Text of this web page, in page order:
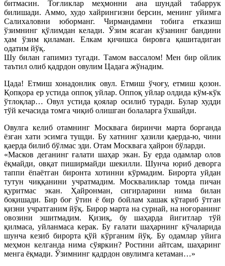
битмасин. Тоғликлар меҳмонни ана шундай табаррук
билишади. Аммо, худо хайрингизни берсин, менинг уйимга
Салихаловни юборманг. Чирмандамни тобига етказиш
ўзимнинг қўлимдан келади. Ўзим ясаган кўзанинг бандини
ҳам ўзим қиламан. Елкам қичишса бировга қашитадиган
одатим йўқ.
Шу билан гапимиз тугади. Тамом вассалом! Мен бир ойлик
таътил олиб қадрдон овулим Цадага жўнадим.
Цада! Етмиш хонадонлик овул. Етмиш ўчоғу, етмиш қозон.
Қопқора ер устида оппоқ уйлар. Оппоқ уйлар олдида кўм-кўк
ўтлоқлар… Овул устида қоялар осилиб туради. Булар худди
тўй кечасида томга чиқиб олишган болаларга ўхшайди.
Овулга келиб отамнинг Москвага биринчи марта борганда
ёзган хати эсимга тушди. Бу хатнинг ҳазили қаерда-ю, чини
қаерда билиб бўлмас эди. Отам Москвага ҳайрон бўларди.
«Масков деганинг ғалати шаҳар экан. Бу ерда одамлар олов
ёқмайди, овқат пиширмайди шекилли. Шунча юриб деворга
таппи ёпаётган биронта хотинни кўрмадим. Бирорта уйдан
тутун чиққанини учратмадим. Москваликлар томда пичан
қуритмас экан. Ҳайронман, сигирларини нима билан
боқишади. Бир боғ ўтин ё бир бойлам хашак кўтариб ўтган
қизни учратганим йўқ. Бирор марта на сурнай, на ноғоранинг
овозини эшитмадим. Қизиқ, бу шаҳарда йигитлар тўй
қилмаса, уйланмаса керак. Бу ғалати шаҳарнинг кўчаларида
шунча кезиб бирорта қўй кўрганим йўқ. Бу одамлар уйига
меҳмон келганда нима сўяркин? Ростини айтсам, шаҳаринг
менга ёқмади. Ўзимнинг қадрдон овулимга кетаман…»